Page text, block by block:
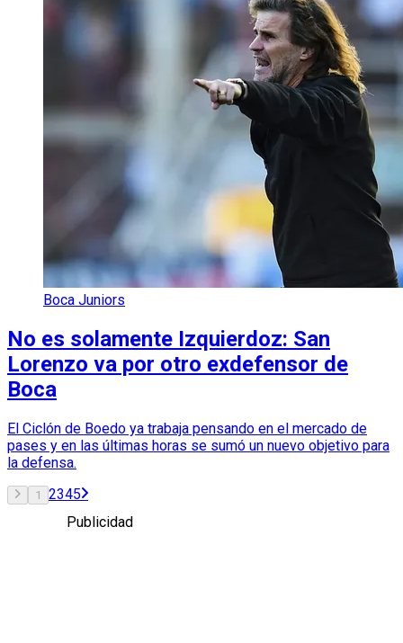
Boca Juniors
No es solamente Izquierdoz: San
Lorenzo va por otro exdefensor de
Boca
El Ciclón de Boedo ya trabaja pensando en el mercado de
pases y en las últimas horas se sumó un nuevo objetivo para
la defensa.
1 2345
Publicidad